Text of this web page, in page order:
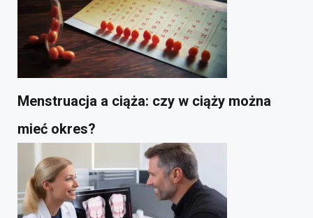
Menstruacja a ciąża: czy w ciąży można
mieć okres?